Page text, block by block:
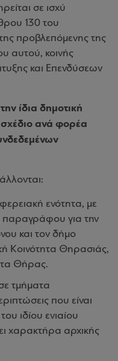
σε ισχύ
130 του
προβλεπόμενης της
αυτού, κοινής
και Επενδύσεων
ίδια δημοτική
σχέδιο ανά φορέα
ενότητα, με
παραγράφου για την
και τον δήμο
Κοινότητα Θηρασιάς,
Θήρας.
τμήματα
που είναι
ιδίου ενιαίου
χαρακτήρα αρχικής